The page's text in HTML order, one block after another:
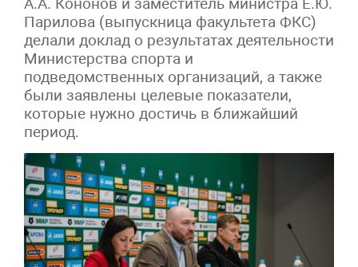
А.А. Кононов и заместитель министра Е.Ю.
Парилова (выпускница факультета ФКС)
делали доклад о результатах деятельности
Министерства спорта и
подведомственных организаций, а также
были заявлены целевые показатели,
которые нужно достичь в ближайший
период.